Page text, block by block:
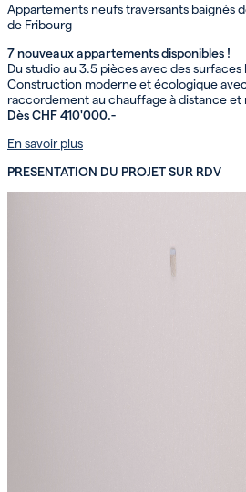
Appartements neufs traversants baignés
de Fribourg
7 nouveaux appartements disponibles !
Du studio au 3.5 pièces avec des surfaces
Construction moderne et écologique
raccordement au chauffage à distance
Dès CHF 410'000.-
En savoir plus
PRESENTATION DU PROJET SUR RDV